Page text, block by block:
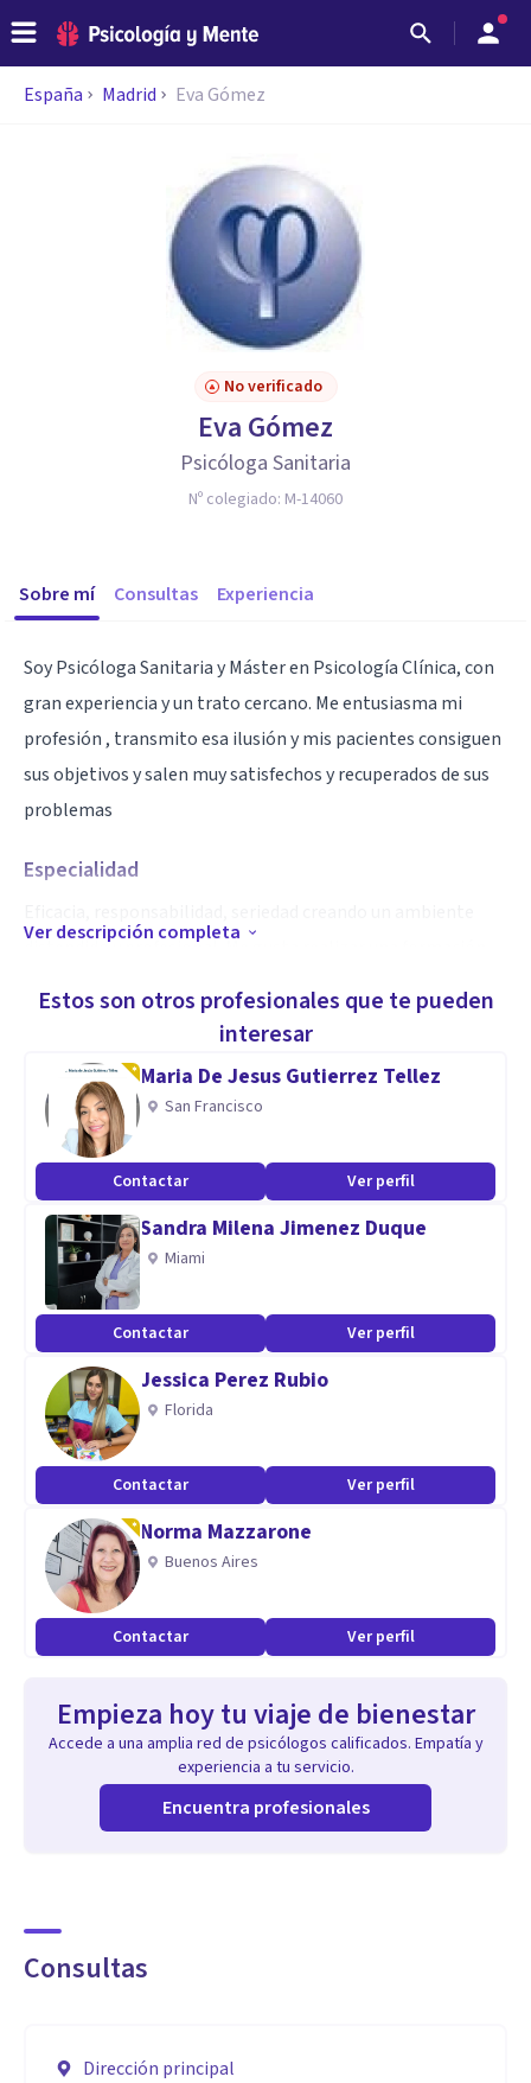
España Madrid Eva Gómez
No verificado
Eva Gómez
Psicóloga Sanitaria
Nº colegiado: M-14060
Sobre mí Consultas Experiencia
Soy Psicóloga Sanitaria y Máster en Psicología Clínica, con
gran experiencia y un trato cercano. Me entusiasma mi
profesión , transmito esa ilusión y mis pacientes consiguen
sus objetivos y salen muy satisfechos y recuperados de sus
problemas
Especialidad
distendido y profesional. Me gusta realizar una formación
relacionados con la Psicología
Aptitudes
Trabajo con pacientes desde 1998, tanto de manera
presencial como online. Para niños, adolescentes, adultos,
familia y pareja. Experta en trastornos relacionados con la
Psicología: ansiedad, miedos, angustia, autoestima,
obsesiones, preocupaciones, hipocondria, duelo,
habilidades sociales,....
Para cualquier problema que te crea malestar y no sepas
cómo resolver
Ver descripción completa
Estos son otros profesionales que te pueden
interesar
Maria De Jesus Gutierrez Tellez
San Francisco
Contactar Ver perfil
Sandra Milena Jimenez Duque
Miami
Contactar Ver perfil
Jessica Perez Rubio
Florida
Contactar Ver perfil
Norma Mazzarone
Buenos Aires
Contactar Ver perfil
Empieza hoy tu viaje de bienestar
Accede a una amplia red de psicólogos calificados. Empatía y
experiencia a tu servicio.
Encuentra profesionales
Consultas
Dirección principal